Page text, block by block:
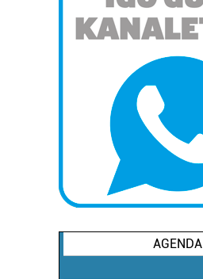
AGENDA